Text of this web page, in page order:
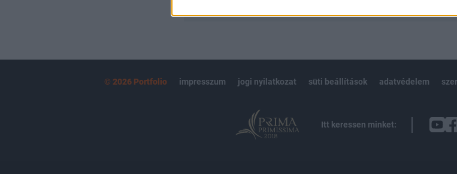
© 2026 Portfolio impresszum jogi nyilatkozat süti beállítások adatvédelem
Itt keressen minket: